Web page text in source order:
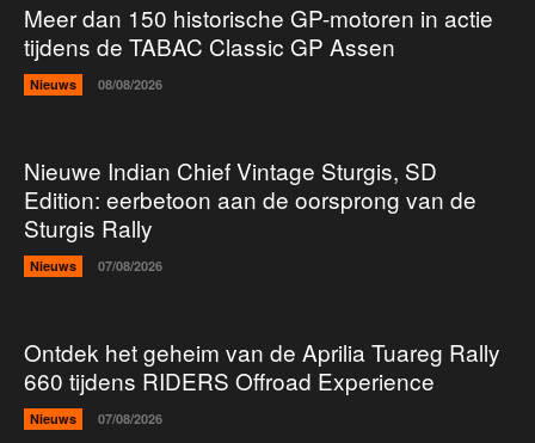
Meer dan 150 historische GP-motoren in actie
tijdens de TABAC Classic GP Assen
Nieuws 08/08/2026
Nieuwe Indian Chief Vintage Sturgis, SD
Edition: eerbetoon aan de oorsprong van de
Sturgis Rally
Nieuws 07/08/2026
Ontdek het geheim van de Aprilia Tuareg Rally
660 tijdens RIDERS Offroad Experience
Nieuws 07/08/2026